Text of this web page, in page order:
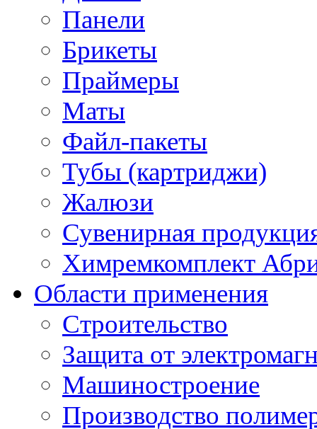
Панели
Брикеты
Праймеры
Маты
Файл-пакеты
Тубы (картриджи)
Жалюзи
Сувенирная
Химремкомплект
Области применения
Строительство
Защита от
Машиностроение
Производство